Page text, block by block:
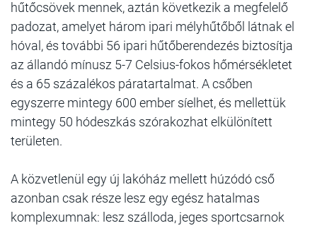
hűtőcsövek mennek, aztán következik a megfelelő
padozat, amelyet három ipari mélyhűtőből látnak el
hóval, és további 56 ipari hűtőberendezés biztosítja
az állandó mínusz 5-7 Celsius-fokos hőmérsékletet
és a 65 százalékos páratartalmat. A csőben
egyszerre mintegy 600 ember síelhet, és mellettük
mintegy 50 hódeszkás szórakozhat elkülönített
területen.
A közvetlenül egy új lakóház mellett húzódó cső
azonban csak része lesz egy egész hatalmas
komplexumnak: lesz szálloda, jeges sportcsarnok